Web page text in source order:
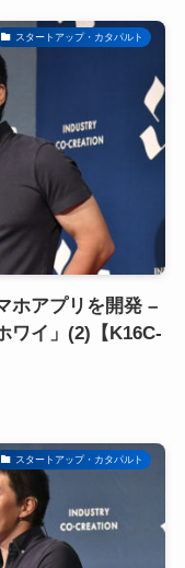
スタートアップ・カタパルト
ホアプリを開発 –
ワイ」(2)【K16C-
スタートアップ・カタパルト